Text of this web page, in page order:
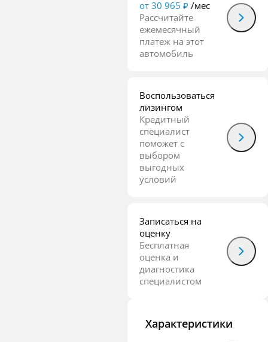
от 30 965 ₽ /мес
Рассчитайте
ежемесячный
платеж на этот
автомобиль
Воспользоваться
лизингом
Кредитный
специалист
поможет с
выбором
выгодных
условий
Записаться на
оценку
Бесплатная
оценка и
диагностика
специалистом
Характеристики